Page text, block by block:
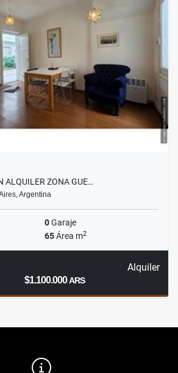
ALQUILER ZONA GUE…
Argentina
0Garaje
65Área m2
Alquiler
$1.100.000ARS